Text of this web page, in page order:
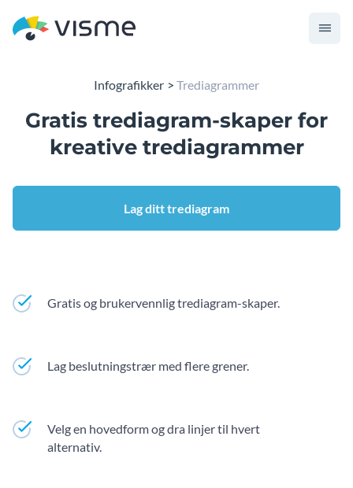
Infografikker Trediagrammer
Gratis trediagram-skaper for
kreative trediagrammer
Lag ditt trediagram
Gratis og brukervennlig trediagram-skaper.
Lag beslutningstrær med flere grener.
Velg en hovedform og dra linjer til hvert
alternativ.